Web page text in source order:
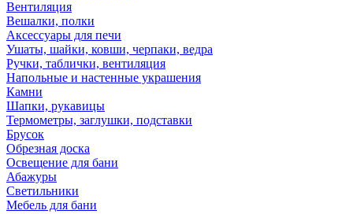
Вентиляция
Вешалки, полки
Аксессуары для печи
Ушаты, шайки, ковши, черпаки, ведра
Ручки, таблички, вентиляция
Напольные и настенные украшения
Камни
Шапки, рукавицы
Термометры, заглушки, подставки
Брусок
Обрезная доска
Освещение для бани
Абажуры
Светильники
Мебель для бани